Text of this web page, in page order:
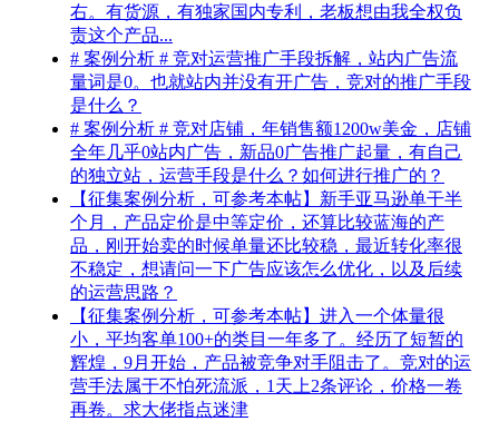
右。有货源，有独家国内专利，老板想由我全权负
责这个产品...
# 案例分析 # 竞对运营推广手段拆解，站内广告流
量词是0。也就站内并没有开广告，竞对的推广手段
是什么？
# 案例分析 # 竞对店铺，年销售额1200w美金，店铺
全年几乎0站内广告，新品0广告推广起量，有自己
的独立站，运营手段是什么？如何进行推广的？
【征集案例分析，可参考本帖】新手亚马逊单干半
个月，产品定价是中等定价，还算比较蓝海的产
品，刚开始卖的时候单量还比较稳，最近转化率很
不稳定，想请问一下广告应该怎么优化，以及后续
的运营思路？
【征集案例分析，可参考本帖】进入一个体量很
小，平均客单100+的类目一年多了。经历了短暂的
辉煌，9月开始，产品被竞争对手阻击了。竞对的运
营手法属于不怕死流派，1天上2条评论，价格一卷
再卷。求大佬指点迷津